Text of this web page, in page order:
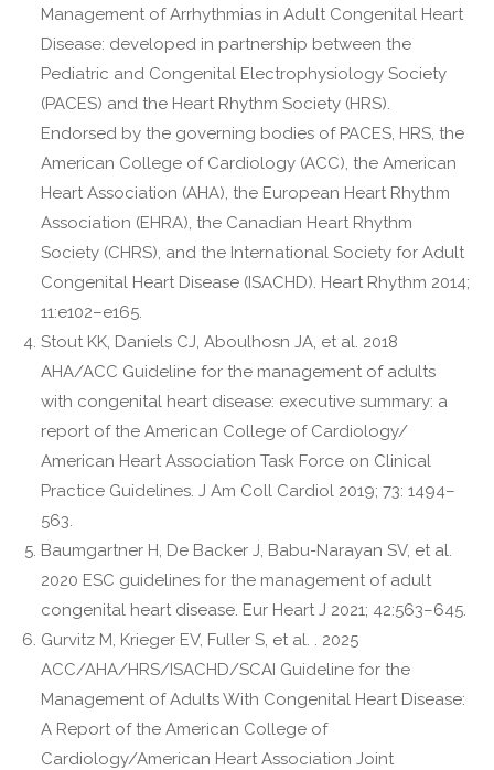
Management of Arrhythmias in Adult Congenital Heart
Disease: developed in partnership between the
Pediatric and Congenital Electrophysiology Society
(PACES) and the Heart Rhythm Society (HRS).
Endorsed by the governing bodies of PACES, HRS, the
American College of Cardiology (ACC), the American
Heart Association (AHA), the European Heart Rhythm
Association (EHRA), the Canadian Heart Rhythm
Society (CHRS), and the International Society for Adult
Congenital Heart Disease (ISACHD). Heart Rhythm 2014;
11:e102–e165.
Stout KK, Daniels CJ, Aboulhosn JA, et al. 2018
AHA/ACC Guideline for the management of adults
with congenital heart disease: executive summary: a
report of the American College of Cardiology/
American Heart Association Task Force on Clinical
Practice Guidelines. J Am Coll Cardiol 2019; 73: 1494–
563.
Baumgartner H, De Backer J, Babu-Narayan SV, et al.
2020 ESC guidelines for the management of adult
congenital heart disease. Eur Heart J 2021; 42:563–645.
Gurvitz M, Krieger EV, Fuller S, et al. . 2025
ACC/AHA/HRS/ISACHD/SCAI Guideline for the
Management of Adults With Congenital Heart Disease:
A Report of the American College of
Cardiology/American Heart Association Joint